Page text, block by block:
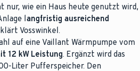
nur, wie ein Haus heute genutzt wird,
langfristig ausreichend
Vosswinkel.
auf eine Vaillant Wärmpumpe vom
12 kW Leistung. Ergänzt wird das
Liter Pufferspeicher. Den